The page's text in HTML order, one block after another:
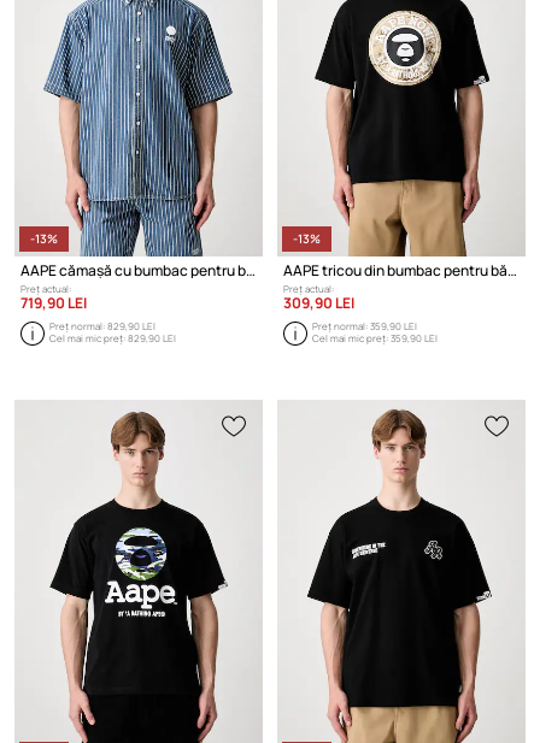
-13%
AAPE cămașă cu bumbac pentru bărbați
Preț actual:
719,90 LEI
Preț normal:829,90 LEI
Cel mai mic preț:829,90 LEI
-13%
AAPE tricou din bumbac pentru bărbați
Preț actual:
309,90 LEI
Preț normal:359,90 LEI
Cel mai mic preț:359,90 LEI